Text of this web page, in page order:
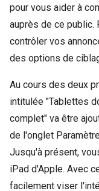
pour vous aider à
auprès de ce public.
contrôler vos
des options de
Au cours des deux
intitulée "Tablettes
complet" va être
de l'onglet
Jusqu'à présent,
iPad d'Apple. Avec
facilement viser